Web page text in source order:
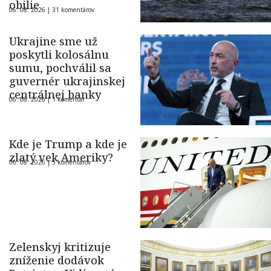
obilie
06. 08. 2026 | 31 komentárov
Ukrajine sme už
poskytli kolosálnu
sumu, pochválil sa
guvernér ukrajinskej
centrálnej banky
06. 08. 2026 |1 komentár
Kde je Trump a kde je
zlatý vek Ameriky?
06. 08. 2026 |5 komentárov
Zelenskyj kritizuje
zníženie dodávok